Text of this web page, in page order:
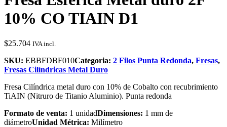
10% CO TIAIN D1
$25.704 IVA incl.
SKU: EBBFDBF010Categoria: 2 Filos Punta Redonda, Fresas,
Fresas Cilíndricas Metal Duro
Fresa Cilíndrica metal duro con 10% de Cobalto con recubrimiento
TiAIN (Nitruro de Titanio Aluminio). Punta redonda
Formato de venta: 1 unidadDimensiones: 1 mm de
diámetroUnidad Métrica: Milímetro